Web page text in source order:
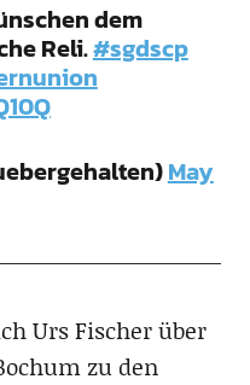
dem
Reli.#sgdscp
May
Urs Fischer über
zu den